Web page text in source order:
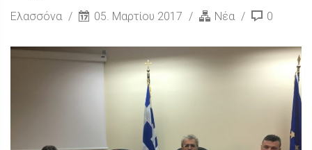
Ελασσόνα 05. Μαρτίου 2017 Νέα 0